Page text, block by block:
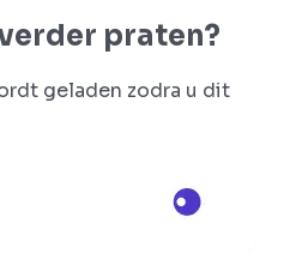
praten?
geladen zodra u dit